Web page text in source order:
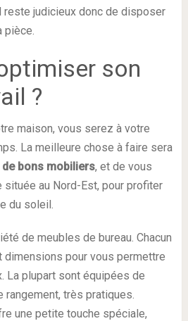
reste judicieux donc de disposer
pièce.
son
?
maison, vous serez à votre
La meilleure chose à faire sera
bons mobiliers, et de vous
située au Nord-Est, pour profiter
du soleil.
de meubles de bureau. Chacun
pour vous permettre
La plupart sont équipées de
rangement, très pratiques.
une petite touche spéciale,